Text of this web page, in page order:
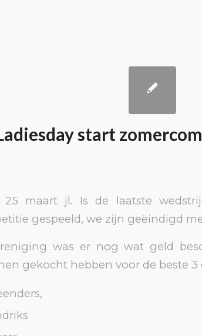
start
25 maart jl. Is de laatste
gespeeld, we zijn geëindigd
was er nog wat geld
gekocht hebben voor de beste